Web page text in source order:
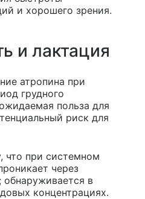
и хорошего зрения.
и лактация
атропина при
грудного
польза для
риск для
что при системном
через
обнаруживается в
концентрациях.